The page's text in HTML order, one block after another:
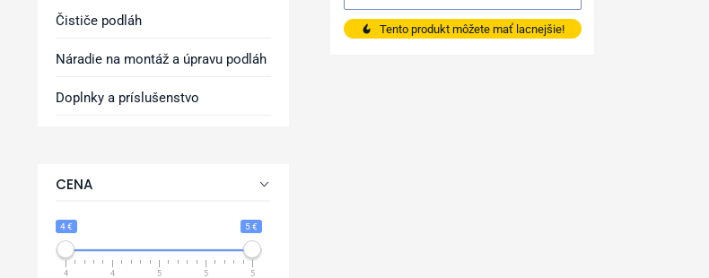
Čističe podláh
Náradie na montáž a úpravu podláh
Doplnky a príslušenstvo
CENA
4 € 5 €
4 4 5 5 5
Tento produkt môžete mať lacnejšie!